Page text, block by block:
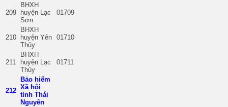
209
BHXH
huyện Lạc
Sơn
01709
210
BHXH
huyện Yên
Thủy
01710
211
BHXH
huyện Lạc
Thủy
01711
212
Bảo hiểm
Xã hội
tỉnh Thái
Nguyên